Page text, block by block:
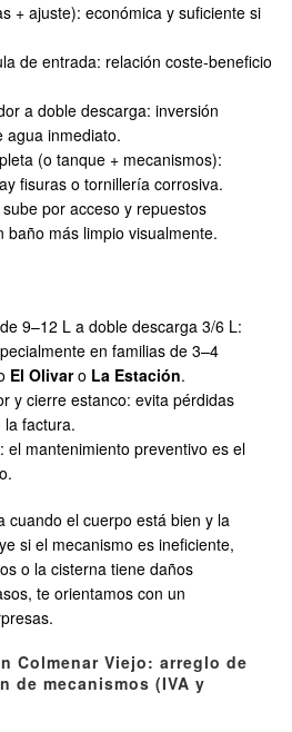
+ ajuste): económica y suficiente si
de entrada: relación coste-beneficio
a doble descarga: inversión
agua inmediato.
(o tanque + mecanismos):
fisuras o tornillería corrosiva.
por acceso y repuestos
baño más limpio visualmente.
9–12 L a doble descarga 3/6 L:
en familias de 3–4
El Olivaro La Estación.
y cierre estanco: evita pérdidas
la factura.
el mantenimiento preventivo es el
cuando el cuerpo está bien y la
si el mecanismo es ineficiente,
o la cisterna tiene daños
te orientamos con un
Colmenar Viejo: arreglo de
de mecanismos (IVA y